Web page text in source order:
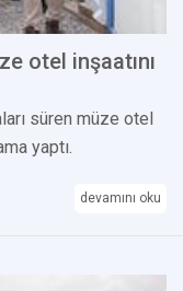
otel inşaatını
süren müze otel
yaptı.
devamını oku